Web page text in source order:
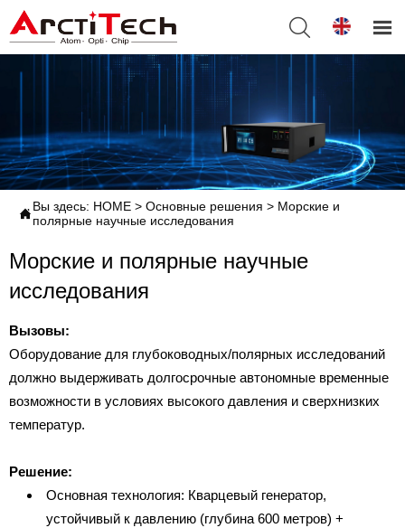
 
Вы здесь: HOME > Основные решения > Морские и
полярные научные исследования
Морские и полярные научные
исследования
Вызовы:
Оборудование для глубоководных/полярных исследований
должно выдерживать долгосрочные автономные временные
возможности в условиях высокого давления и сверхнизких
температур.
Решение:
Основная технология: Кварцевый генератор,
устойчивый к давлению (глубина 600 метров) +